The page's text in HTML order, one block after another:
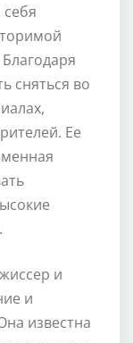
сняться во
Ее
и
и
известна